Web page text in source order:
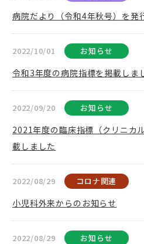
病院だより（令和4年秋号）を発
2022/10/01 お知らせ
令和3年度の病院指標を掲載しま
2022/09/20 お知らせ
2021年度の臨床指標（クリニカ
載しました
2022/08/29 コロナ関連
小児科外来からのお知らせ
2022/08/29 お知らせ